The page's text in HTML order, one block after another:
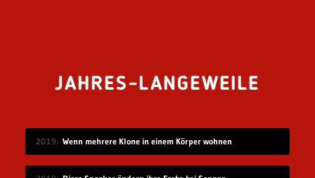
JAHRES-LANGEWEILE
2019 Wenn mehrere Klone in einem Körper wohnen